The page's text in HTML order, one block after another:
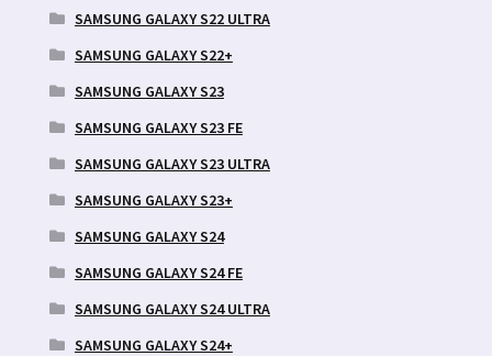
SAMSUNG GALAXY S22 ULTRA
SAMSUNG GALAXY S22+
SAMSUNG GALAXY S23
SAMSUNG GALAXY S23 FE
SAMSUNG GALAXY S23 ULTRA
SAMSUNG GALAXY S23+
SAMSUNG GALAXY S24
SAMSUNG GALAXY S24 FE
SAMSUNG GALAXY S24 ULTRA
SAMSUNG GALAXY S24+